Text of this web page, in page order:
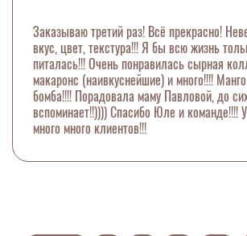
Заказываю третий раз! Всё прекрасно!
вкус, цвет, текстура!!! Я бы всю жизнь
питалась!!! Очень понравилась сырная
макаронс (наивкуснейшие) и много!!!!
бомба!!!! Порадовала маму Павловой, до
вспоминает!!)))) Спасибо Юле и команде!!!!
много много клиентов!!!